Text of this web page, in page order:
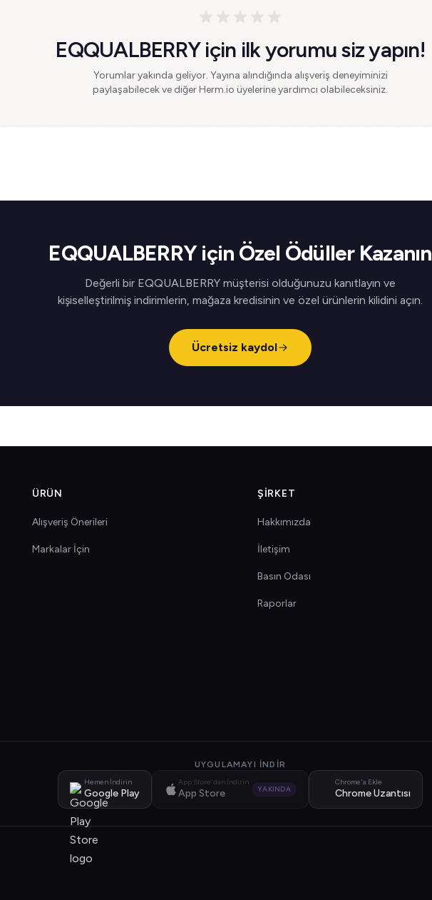
EQQUALBERRY için ilk yorumu siz yapın!
Yorumlar yakında geliyor. Yayına alındığında alışveriş deneyiminizi
paylaşabilecek ve diğer Herm.io üyelerine yardımcı olabileceksiniz.
EQQUALBERRY için Özel Ödüller Kazanın
Değerli bir EQQUALBERRY müşterisi olduğunuzu kanıtlayın ve
kişiselleştirilmiş indirimlerin, mağaza kredisinin ve özel ürünlerin kilidini açın.
Ücretsiz kaydol
ÜRÜN
Alışveriş Önerileri
Markalar İçin
ŞIRKET
Hakkımızda
İletişim
Basın Odası
Raporlar
UYGULAMAYI İNDIR
Hemen İndirin
Google Play
App Store'dan İndirin
App Store YAKINDA
Chrome'a Ekle
Chrome Uzantısı